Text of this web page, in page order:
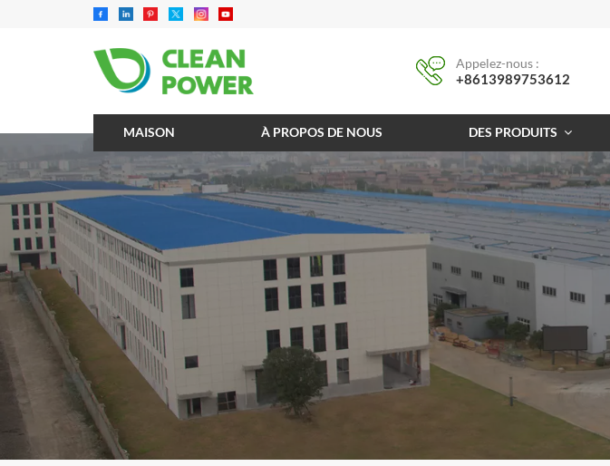
Appelez-nous :
+8613989753612
MAISON À PROPOS DE NOUS DES PRODUITS